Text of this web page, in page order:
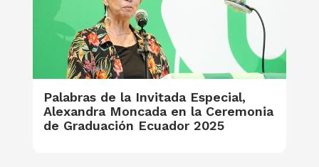
Palabras de la Invitada Especial,
Alexandra Moncada en la Ceremonia
de Graduación Ecuador 2025